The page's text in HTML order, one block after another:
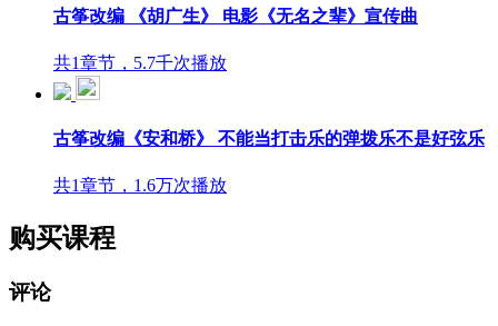
古筝改编 《胡广生》 电影《无名之辈》宣传曲
共1章节，5.7千次播放
古筝改编《安和桥》 不能当打击乐的弹拨乐不是好弦乐
共1章节，1.6万次播放
购买课程
评论